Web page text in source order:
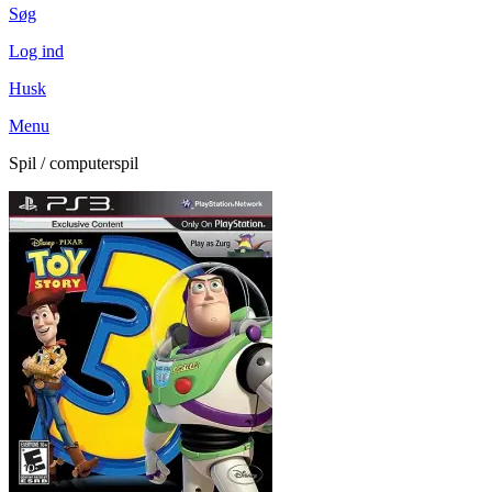
Søg
Log ind
Husk
Menu
Spil / computerspil